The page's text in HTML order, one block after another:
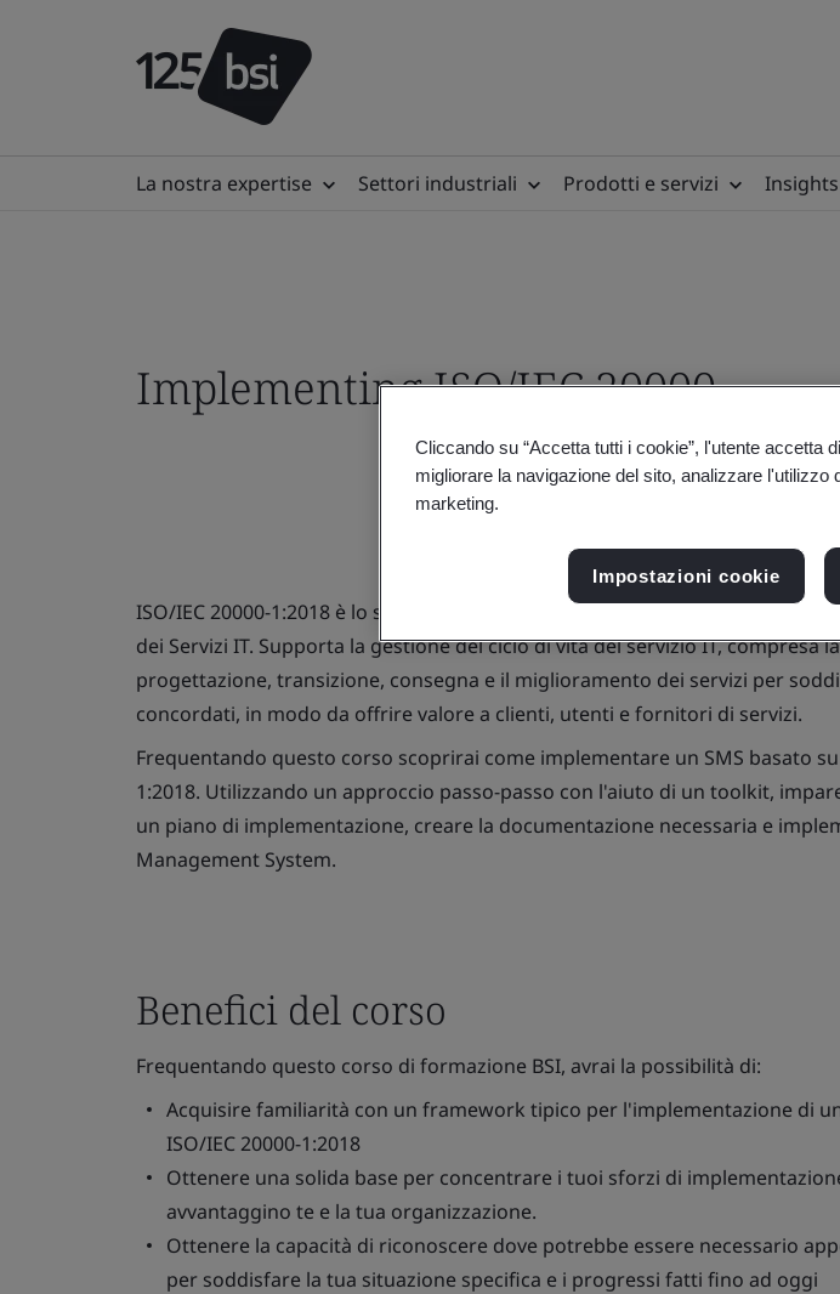
La nostra expertise Settori industriali Prodotti e servizi
Implementing ISO/IEC 20000
ISO/IEC 20000-1:2018 è lo standard riconosciuto a livello internazionale per
dei Servizi IT. Supporta la gestione del ciclo di vita del servizio IT, compresa
progettazione, transizione, consegna e il miglioramento dei servizi per
concordati, in modo da offrire valore a clienti, utenti e fornitori di servizi.
Frequentando questo corso scoprirai come implementare un SMS basato su
1:2018. Utilizzando un approccio passo-passo con l'aiuto di un toolkit,
un piano di implementazione, creare la documentazione necessaria e
Management System.
Benefici del corso
Frequentando questo corso di formazione BSI, avrai la possibilità di:
Acquisire familiarità con un framework tipico per l'implementazione di
ISO/IEC 20000-1:2018
Ottenere una solida base per concentrare i tuoi sforzi di
avvantaggino te e la tua organizzazione.
Ottenere la capacità di riconoscere dove potrebbe essere necessario
per soddisfare la tua situazione specifica e i progressi fatti fino ad oggi
Cliccando su “Accetta tutti i cookie”, l'utente accetta
migliorare la navigazione del sito, analizzare
marketing.
Impostazioni cookie